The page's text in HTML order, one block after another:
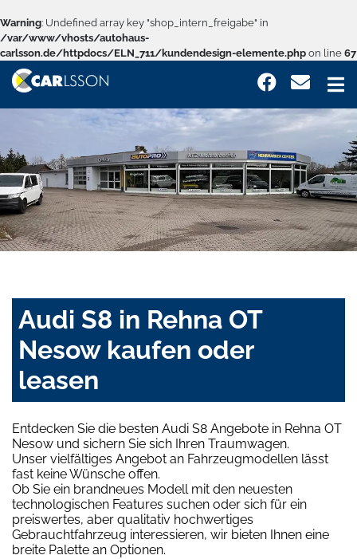
Warning: Undefined array key "shop_intern_freigabe" in
/var/www/vhosts/autohaus-
carlsson.de/httpdocs/ELN_711/kundendesign-elemente.php on line 67
Audi S8 in Rehna OT
Nesow kaufen oder
leasen
Entdecken Sie die besten Audi S8 Angebote in Rehna OT
Nesow und sichern Sie sich Ihren Traumwagen.
Unser vielfältiges Angebot an Fahrzeugmodellen lässt
fast keine Wünsche offen.
Ob Sie ein brandneues Modell mit den neuesten
technologischen Features suchen oder sich für ein
preiswertes, aber qualitativ hochwertiges
Gebrauchtfahrzeug interessieren, wir bieten Ihnen eine
breite Palette an Optionen.